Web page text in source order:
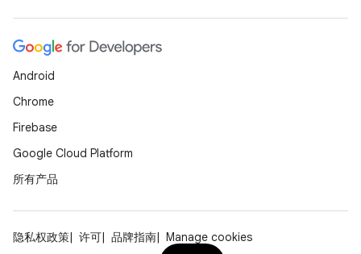
Android
Chrome
Firebase
Google Cloud Platform
所有产品
隐私权政策 许可 品牌指南 Manage cookies